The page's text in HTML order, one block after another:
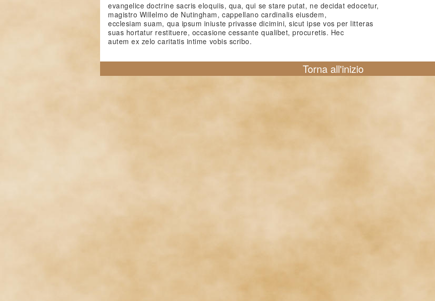
evangelice doctrine sacris eloquiis, qua, qui se stare putat, ne decidat edocetur,
magistro Willelmo de Nutingham, cappellano cardinalis eiusdem,
ecclesiam suam, qua ipsum iniuste privasse dicimini, sicut ipse vos per litteras
suas hortatur restituere, occasione cessante qualibet, procuretis. Hec
autem ex zelo caritatis intime vobis scribo.
Torna all'inizio